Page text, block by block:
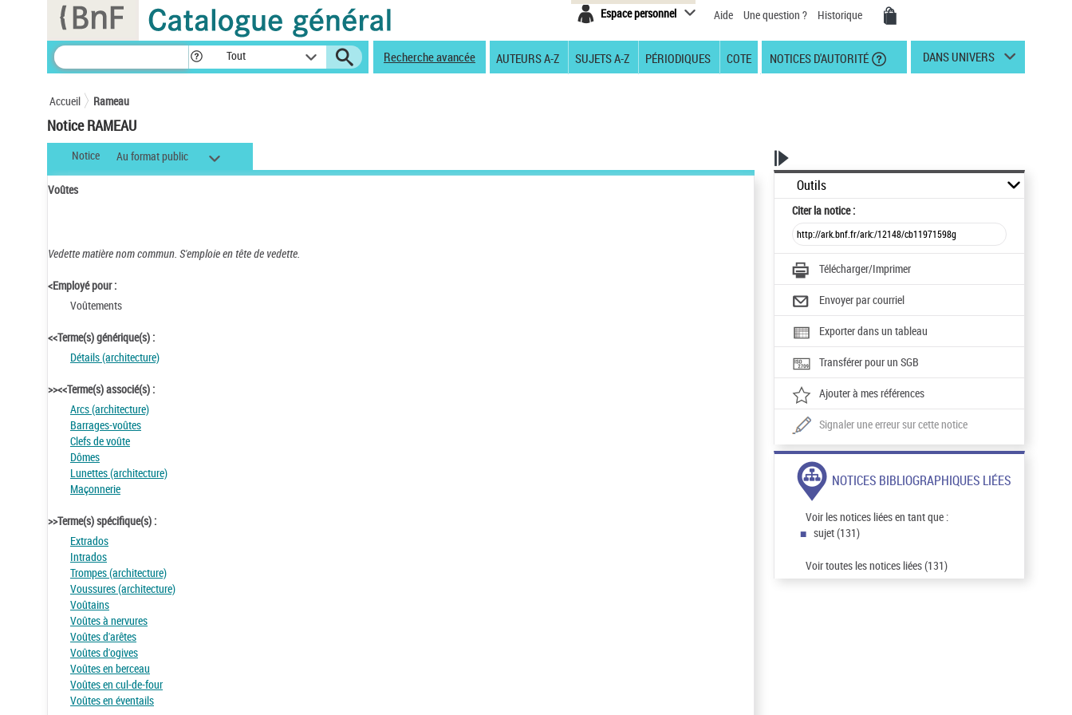
Espace personnel Aide Une question ? Historique
Tout Recherche avancée AUTEURS A-Z SUJETS A-Z PÉRIODIQUES COTE NOTICES D'AUTORITÉ DANS UNIVERS
Accueil Rameau
Notice RAMEAU
Notice Au format public
Voûtes
Vedette matière nom commun. S'emploie en tête de vedette.
<Employé pour :
Voûtements
<<Terme(s) générique(s) :
Détails (architecture)
>><<Terme(s) associé(s) :
Arcs (architecture)
Barrages-voûtes
Clefs de voûte
Dômes
Lunettes (architecture)
Maçonnerie
>>Terme(s) spécifique(s) :
Extrados
Intrados
Trompes (architecture)
Voussures (architecture)
Voûtains
Voûtes à nervures
Voûtes d'arêtes
Voûtes d'ogives
Voûtes en berceau
Voûtes en cul-de-four
Voûtes en éventails
Outils
Citerla notice :
Télécharger/Imprimer
Envoyer par courriel
Exporter dans un tableau
Transférer pour un SGB
Ajouter à mes références
Signaler une erreur sur cette notice
NOTICES BIBLIOGRAPHIQUES LIÉES
Voir les notices liées en tant que :
sujet (131)
Voir toutes les notices liées (131)
Panneau de gestion des cookies